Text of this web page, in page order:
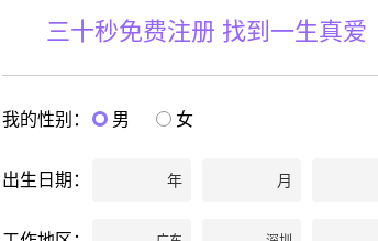
到信息，必须是会员才能看吗？
53岁 | 163cm | 离异 | 山东威海 | 销售总监
寻找异性：
不到美女发的信息。怎么能收到美女发的信息。
三十秒免费注册 找到一生真爱
我的性别： 男 女
出生日期： 年 月